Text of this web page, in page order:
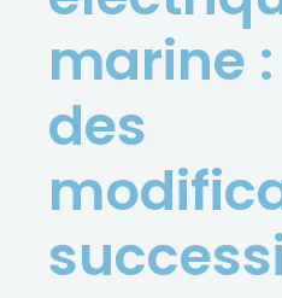
marine
des